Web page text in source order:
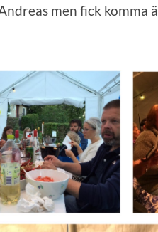
men fick komma